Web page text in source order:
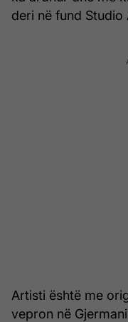
deri në fund Studio
Artisti është me
vepron në